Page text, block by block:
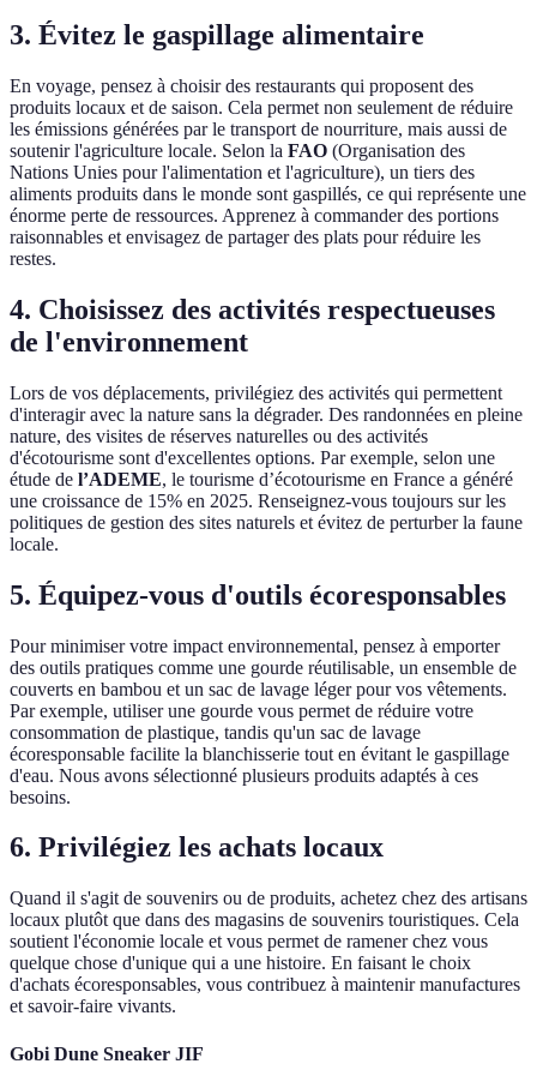
3. Évitez le gaspillage alimentaire
En voyage, pensez à choisir des restaurants qui proposent des
produits locaux et de saison. Cela permet non seulement de réduire
les émissions générées par le transport de nourriture, mais aussi de
soutenir l'agriculture locale. Selon la FAO (Organisation des
Nations Unies pour l'alimentation et l'agriculture), un tiers des
aliments produits dans le monde sont gaspillés, ce qui représente une
énorme perte de ressources. Apprenez à commander des portions
raisonnables et envisagez de partager des plats pour réduire les
restes.
4. Choisissez des activités respectueuses
de l'environnement
Lors de vos déplacements, privilégiez des activités qui permettent
d'interagir avec la nature sans la dégrader. Des randonnées en pleine
nature, des visites de réserves naturelles ou des activités
d'écotourisme sont d'excellentes options. Par exemple, selon une
étude de l’ADEME, le tourisme d’écotourisme en France a généré
une croissance de 15% en 2025. Renseignez-vous toujours sur les
politiques de gestion des sites naturels et évitez de perturber la faune
locale.
5. Équipez-vous d'outils écoresponsables
Pour minimiser votre impact environnemental, pensez à emporter
des outils pratiques comme une gourde réutilisable, un ensemble de
couverts en bambou et un sac de lavage léger pour vos vêtements.
Par exemple, utiliser une gourde vous permet de réduire votre
consommation de plastique, tandis qu'un sac de lavage
écoresponsable facilite la blanchisserie tout en évitant le gaspillage
d'eau. Nous avons sélectionné plusieurs produits adaptés à ces
besoins.
6. Privilégiez les achats locaux
Quand il s'agit de souvenirs ou de produits, achetez chez des artisans
locaux plutôt que dans des magasins de souvenirs touristiques. Cela
soutient l'économie locale et vous permet de ramener chez vous
quelque chose d'unique qui a une histoire. En faisant le choix
d'achats écoresponsables, vous contribuez à maintenir manufactures
et savoir-faire vivants.
Gobi Dune Sneaker JIF